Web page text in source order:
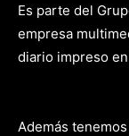
Es parte del
empresa
diario impreso
Además